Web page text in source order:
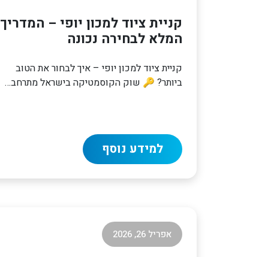
קניית ציוד למכון יופי – המדריך
המלא לבחירה נכונה
קניית ציוד למכון יופי – איך לבחור את הטוב
ביותר? 🔑 שוק הקוסמטיקה בישראל מתרחב…
למידע נוסף
אפריל 26, 2026